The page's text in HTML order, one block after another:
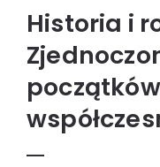
Historia i